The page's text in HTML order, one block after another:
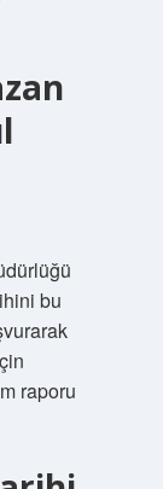
bu
raporu